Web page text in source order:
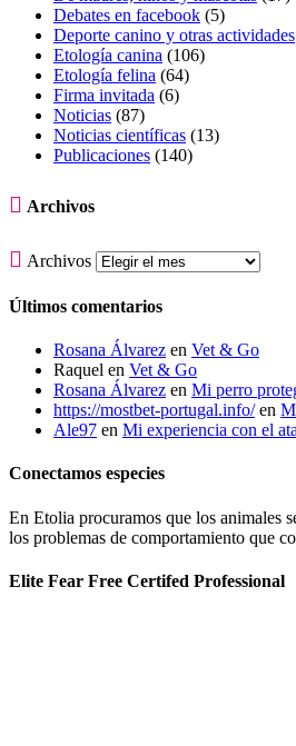
Debates en facebook (5)
Deporte canino y otras actividades
Etología canina (106)
Etología felina (64)
Firma invitada (6)
Noticias (87)
Noticias científicas (13)
Publicaciones (140)
 Archivos
 Archivos
Últimos comentarios
Rosana Álvarez en Vet & Go
Raquel en Vet & Go
Rosana Álvarez en Mi perro
https://mostbet-portugal.info/en
Ale97 en Mi experiencia con el
Conectamos especies
En Etolia procuramos que los animales
los problemas de comportamiento que
Elite Fear Free Certifed Professional